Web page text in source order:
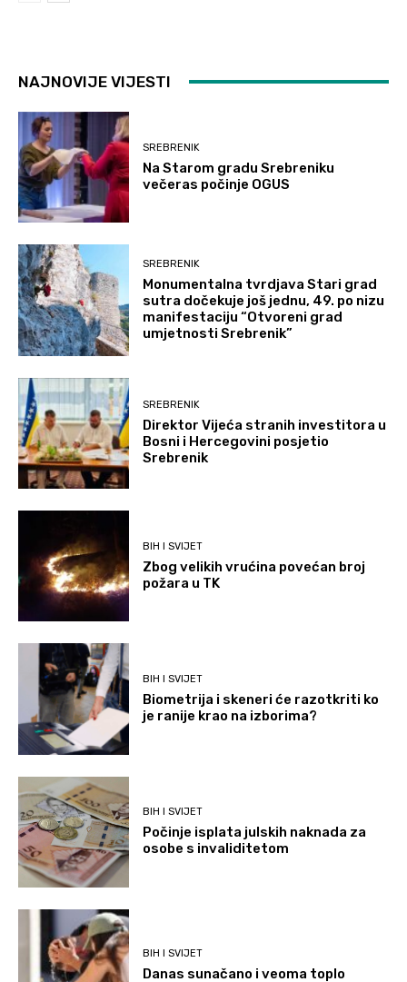
NAJNOVIJE VIJESTI
SREBRENIK
Na Starom gradu Srebreniku
večeras počinje OGUS
SREBRENIK
Monumentalna tvrdjava Stari grad
sutra dočekuje još jednu, 49. po nizu
manifestaciju “Otvoreni grad
umjetnosti Srebrenik”
SREBRENIK
Direktor Vijeća stranih investitora u
Bosni i Hercegovini posjetio
Srebrenik
BIH I SVIJET
Zbog velikih vrućina povećan broj
požara u TK
BIH I SVIJET
Biometrija i skeneri će razotkriti ko
je ranije krao na izborima?
BIH I SVIJET
Počinje isplata julskih naknada za
osobe s invaliditetom
BIH I SVIJET
Danas sunačano i veoma toplo